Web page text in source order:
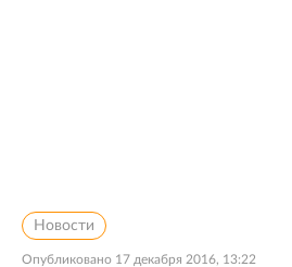
Новости
Опубликовано 17 декабря 2016, 13:22